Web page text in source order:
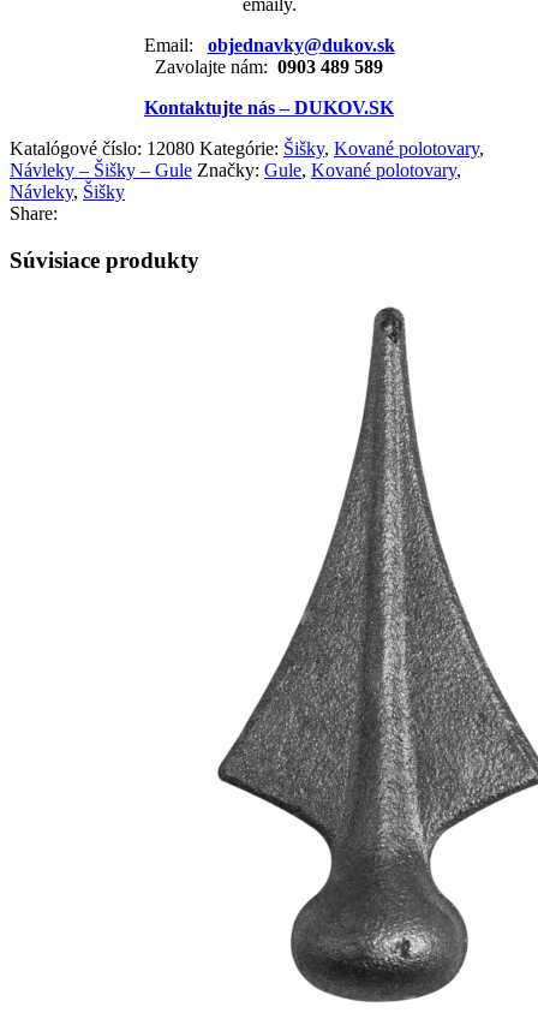
emaily.
Email: objednavky@dukov.sk
Zavolajte nám: 0903 489 589
Kontaktujte nás – DUKOV.SK
Katalógové číslo: 12080 Kategórie: Šišky, Kované polotovary,
Návleky – Šišky – Gule Značky: Gule, Kované polotovary,
Návleky, Šišky
Share:
Súvisiace produkty